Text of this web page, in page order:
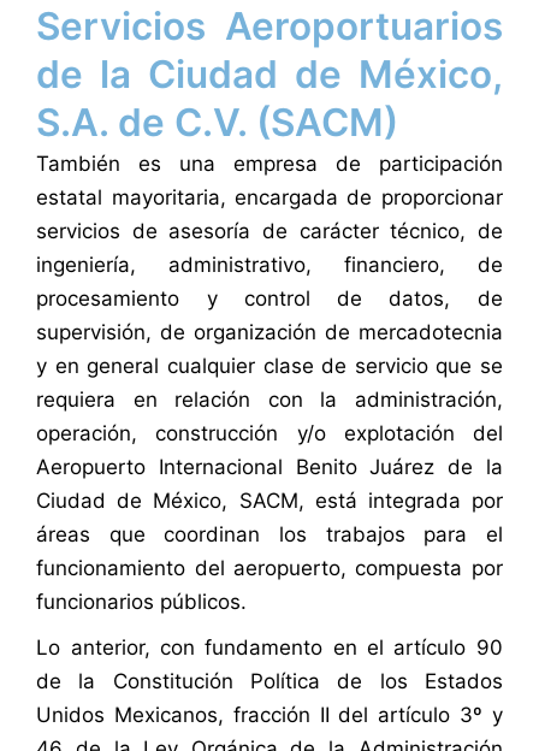
Servicios Aeroportuarios
de la Ciudad de México,
S.A. de C.V. (SACM)
También es una empresa de participación
estatal mayoritaria, encargada de proporcionar
servicios de asesoría de carácter técnico, de
ingeniería, administrativo, financiero, de
procesamiento y control de datos, de
supervisión, de organización de mercadotecnia
y en general cualquier clase de servicio que se
requiera en relación con la administración,
operación, construcción y/o explotación del
Aeropuerto Internacional Benito Juárez de la
Ciudad de México, SACM, está integrada por
áreas que coordinan los trabajos para el
funcionamiento del aeropuerto, compuesta por
funcionarios públicos.
Lo anterior, con fundamento en el artículo 90
de la Constitución Política de los Estados
Unidos Mexicanos, fracción II del artículo 3º y